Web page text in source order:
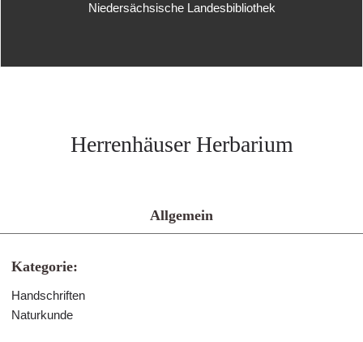
Niedersächsische Landesbibliothek
Herrenhäuser Herbarium
Allgemein
Kategorie:
Handschriften
Naturkunde